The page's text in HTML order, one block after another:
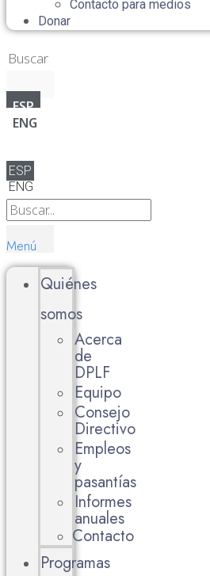
Contacto para medios
Donar
ESP
ENG
ESP
ENG
Menú
Quiénes
somos
Acerca
de
DPLF
Equipo
Consejo
Directivo
Empleos
y
pasantías
Informes
anuales
Contacto
Programas